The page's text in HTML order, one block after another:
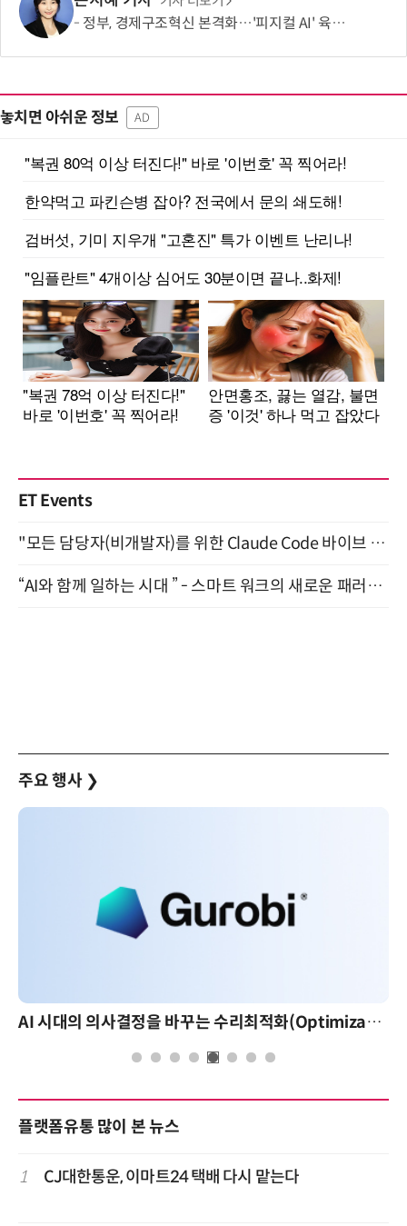
정부, 경제구조혁신 본격화…'피지컬 AI' 육성·국가자산 관리체계 개편
놓치면 아쉬운 정보 AD
ET Events
"모든 담당자(비개발자)를 위한 Claude Code 바이브 코딩 2-day 부트캠프" 9월 16~17일 개최
“AI와 함께 일하는 시대 ” - 스마트 워크의 새로운 패러다임 (9/11)
주요 행사 ❯
AI 시대의 의사결정을 바꾸는 수리최적화(Optimization): 실제 산업 적용 사례와 활용 전략
플랫폼유통 많이 본 뉴스
1 CJ대한통운, 이마트24 택배 다시 맡는다